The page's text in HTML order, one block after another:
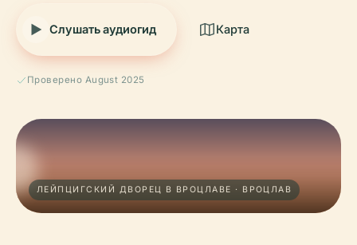
Слушать аудиогид Карта
Проверено August 2025
ЛЕЙПЦИГСКИЙ ДВОРЕЦ В ВРОЦЛАВЕ · ВРОЦЛАВ